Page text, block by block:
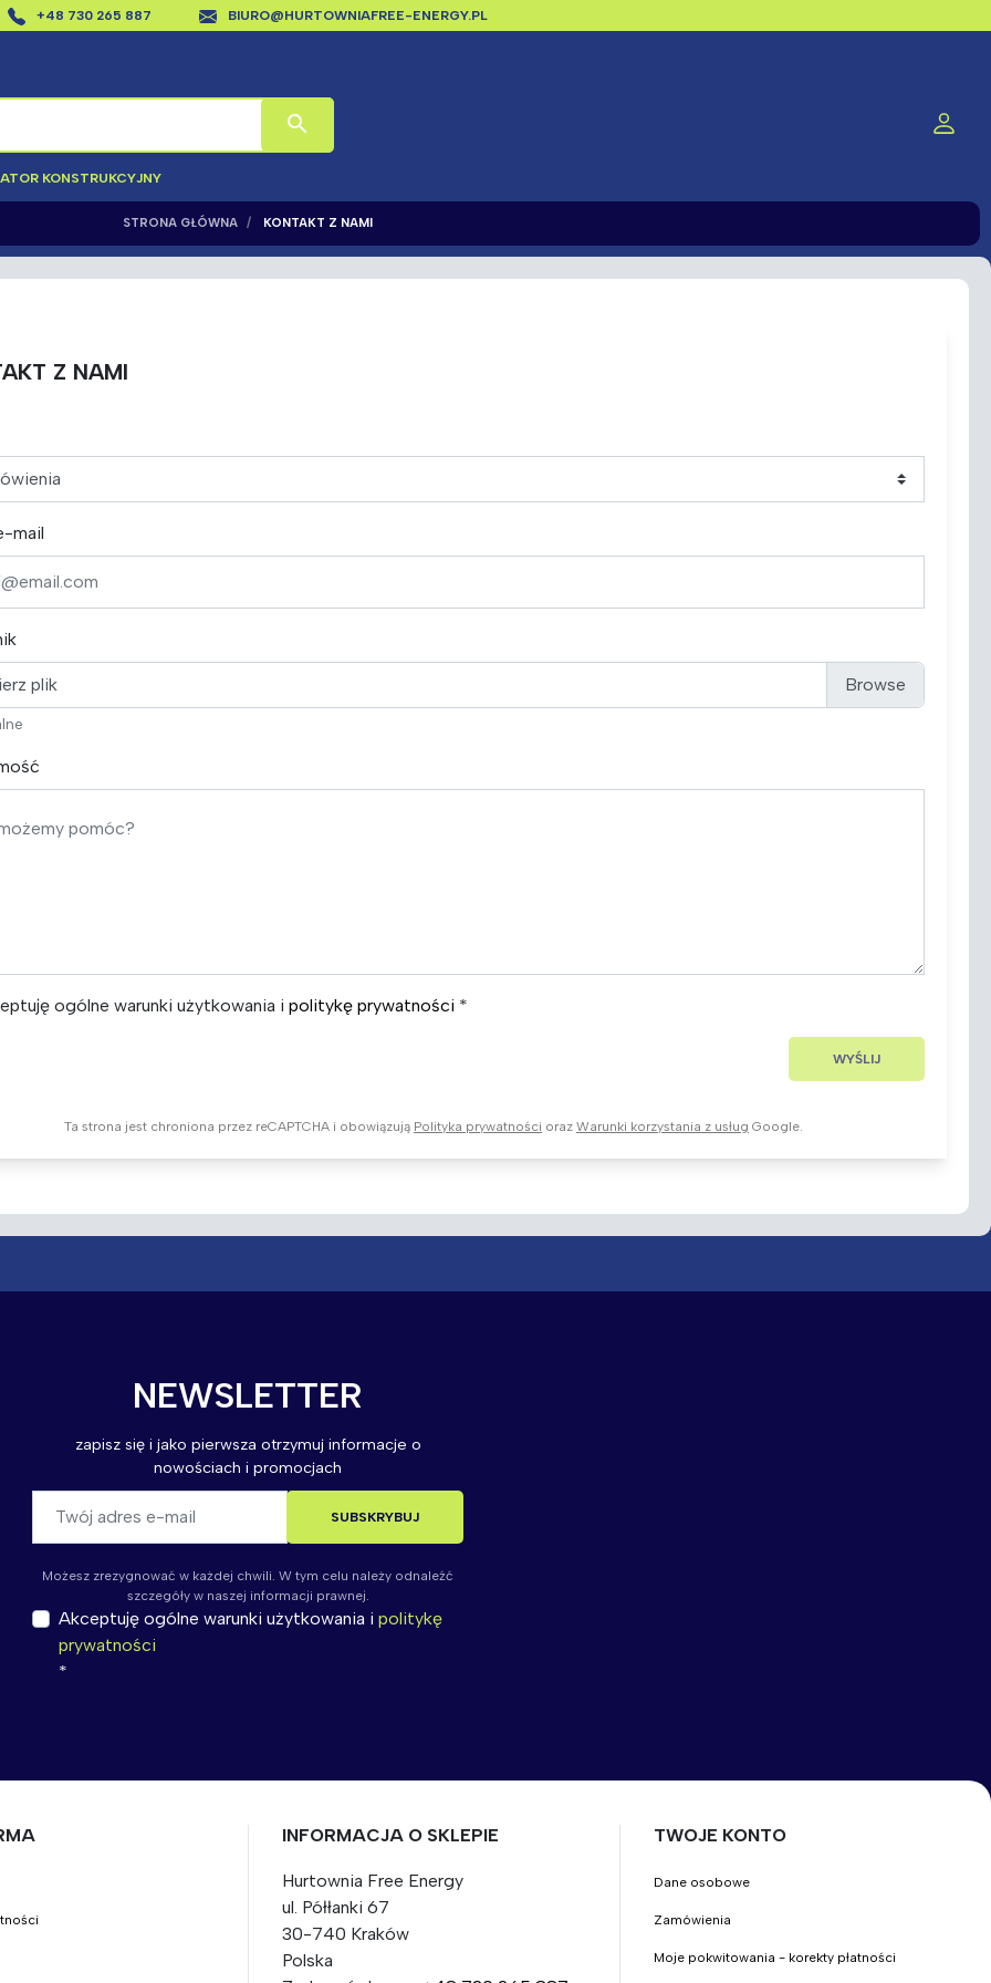
+48 730 265 887 BIURO@HURTOWNIAFREE-ENERGY.PL
KONSTRUKCYJNY
search
STRONA GŁÓWNA KONTAKT Z NAMI
Z NAMI
mail
plik
ogólne warunki użytkowania i politykę prywatności
Ta strona jest chroniona przez reCAPTCHA i obowiązują Polityka prywatności oraz Warunki korzystania z usług Google.
Możesz zrezygnować w każdej chwili. W tym celu należy odnaleźć
szczegóły w naszej informacji prawnej.
Akceptuję ogólne warunki użytkowania ipolitykę
prywatności
INFORMACJA O SKLEPIE
Hurtownia Free Energy
ul. Półłanki 67
30-740 Kraków
Polska
TWOJE KONTO
Dane osobowe
Zamówienia
Moje pokwitowania - korekty płatności